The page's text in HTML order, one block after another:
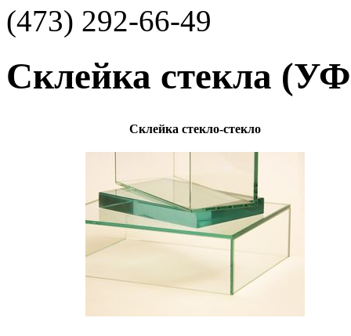
(473) 292-66-49
Склейка стекла
Склейка стекло-стекло